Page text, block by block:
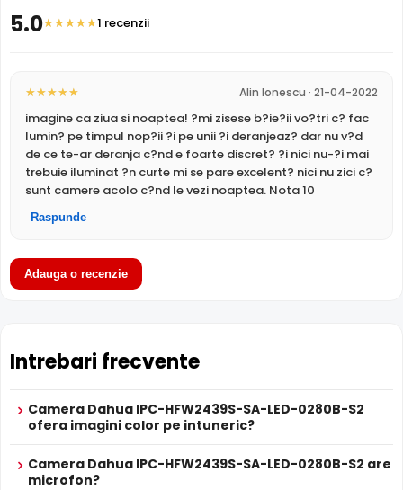
alimentarePower over Ethernet (PoE) , primind atat date
cat si alimentare prin acelasi cablu de retea. Simplifica
instalarea semnificativ, eliminand necesitatea unui cablu
de alimentare separat.
Dahua IPC-HFW2439S-SA-LED-0280B-S2 dispune de
card microSDincorporat, permitand inregistrarea locala
direct pe camera. Utila ca backup sau pentru instalari
Lentila Fixa
lentila fixace ofera un unghi fix de vizualizare, ce nu
poate fi reglat in momentul instalarii, fiind pretabila in
de 2.8 mm.
Temperatura (-40° ... 60°) Celsius
Functii
Starlight, Full Color, Functii IVS, True WDR, BLC, HLC,
Slot Card
Da, card neinclus
Wireless
Nu
Microfon
Da
LPR
Nu
ANPR
Difuzor
Nu
Audio
Nu
Sursa de alimentare NU este inclusa
POE
NVR sau Switch POE
PROSPECT PRODUCATOR
tehnic
Dahua IPC-HFW2439S-SA-LED-0280B-S2
5.0 1 recenzii
Alin Ionescu · 21-04-2022
imagine ca ziua si noaptea! ?mi zisese b?ie?ii vo?tri c? fac
lumin? pe timpul nop?ii ?i pe unii ?i deranjeaz? dar nu v?d
de ce te-ar deranja c?nd e foarte discret? ?i nici nu-?i mai
trebuie iluminat ?n curte mi se pare excelent? nici nu zici c?
sunt camere acolo c?nd le vezi noaptea. Nota 10
Raspunde
Adauga o recenzie
Intrebari frecvente
Camera Dahua IPC-HFW2439S-SA-LED-0280B-S2
ofera imagini color pe intuneric?
Camera Dahua IPC-HFW2439S-SA-LED-0280B-S2 are
microfon?